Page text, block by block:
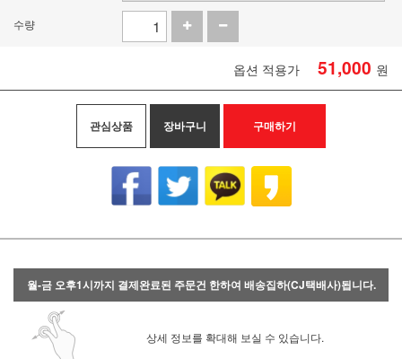
수량
옵션 적용가 51,000 원
관심상품 장바구니 구매하기
월-금 오후1시까지 결제완료된 주문건 한하여 배송집하(CJ택배사)됩니다.
상세 정보를 확대해 보실 수 있습니다.